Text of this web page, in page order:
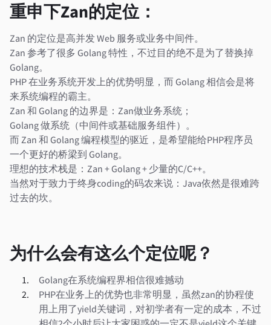
重申下Zan的定位：
Zan 的定位是高并发 Web 服务或业务中间件。
Zan 参考了很多 Golang 特性，不过目的绝不是为了替换掉
Golang。
PHP 在业务系统开发上的优势明显，而 Golang 相信会是将
来系统编程的霸主。
Zan 和 Golang 的边界是：Zan做业务系统；
Golang 做系统（中间件或基础服务组件）。
而 Zan 和 Golang 编程模型的驱近，是希望能给PHP程序员
一个更好的桥梁到 Golang。
理想的技术栈是：Zan + Golang + 少量的C/C++。
当然对于致力于终身coding的码农来说：Java依然是很难跨
过去的坎。
为什么会有这么个定位呢？
Golang在系统编程界相信很难撼动
PHP在业务上的优势也非常明显，虽然zan的协程使
用上用了yield关键词，对初学者有一定的成本，不过